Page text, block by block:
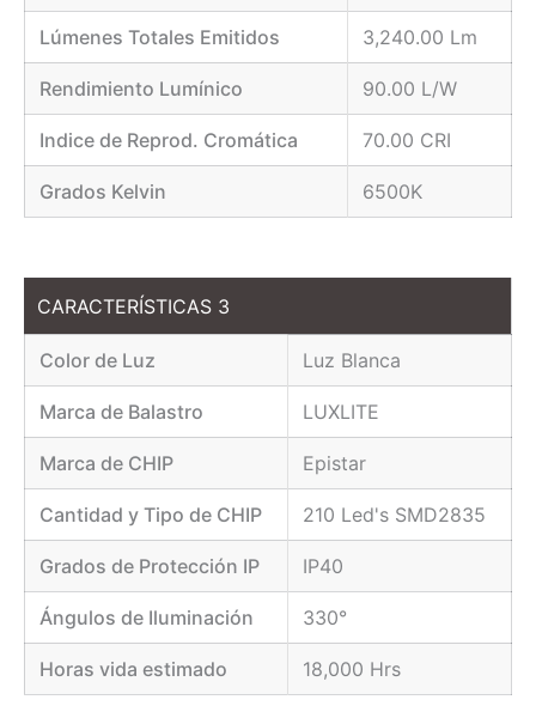
Lúmenes Totales Emitidos 3,240.00 Lm
Rendimiento Lumínico 90.00 L/W
Indice de Reprod. Cromática 70.00 CRI
Grados Kelvin 6500K
CARACTERÍSTICAS 3
Color de Luz Luz Blanca
Marca de Balastro LUXLITE
Marca de CHIP Epistar
Cantidad y Tipo de CHIP 210 Led's SMD2835
Grados de Protección IP IP40
Ángulos de Iluminación 330°
Horas vida estimado 18,000 Hrs